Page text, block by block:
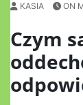
KASIA ON
Czym